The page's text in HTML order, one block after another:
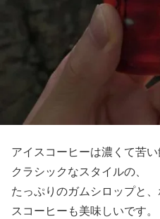
アイスコーヒーは濃くて苦い
クラシックなスタイルの、
たっぷりのガムシロップと
スコーヒーも美味しいです。